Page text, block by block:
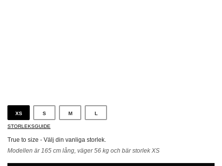
XS S M L
STORLEKSGUIDE
True to size - Välj din vanliga storlek.
Modellen är 165 cm lång, väger 56 kg och bär storlek XS